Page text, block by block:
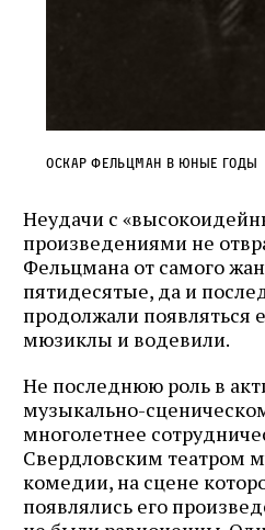
Оскар Фельцман в юные годы
Неудачи с
произведениями не
Фельцмана от самого
пятидесятые, да и
продолжали появляться
мюзиклы и водевили.
Не последнюю роль в
музыкально-
многолетнее
Свердловским театром
комедии, на сцене
появлялись его